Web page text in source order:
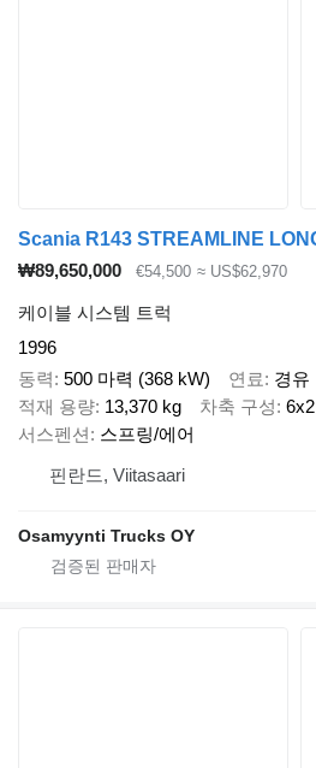
₩89,650,000 €54,500 ≈ US$62,970
케이블 시스템 트럭
1996
동력 500 마력 (368 kW) 연료
경유
적재 용량 13,370 kg 차축 구성 6x2
서스펜션
스프링/에어
핀란드, Viitasaari
Osamyynti Trucks OY